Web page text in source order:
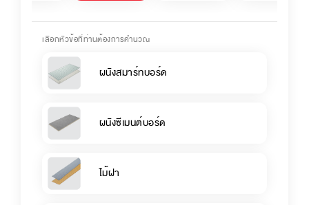
เลือกหัวข้อที่ท่านต้องการคำนวณ
ผนังสมาร์ทบอร์ด
ผนังซีเมนต์บอร์ด
ไม้ฝา